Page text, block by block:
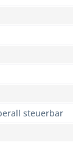
steuerbar